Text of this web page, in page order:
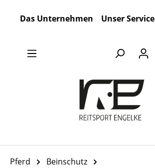
Das Unternehmen Unser Service
Pferd
Beinschutz